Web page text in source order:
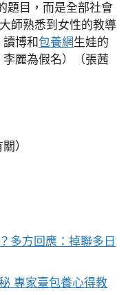
目，而是全部社會
師熟悉到女性的教導
博和包養網生娃的
麗為假名）（張茜
）
多方回應：掉聯多日
專家臺包養心得教